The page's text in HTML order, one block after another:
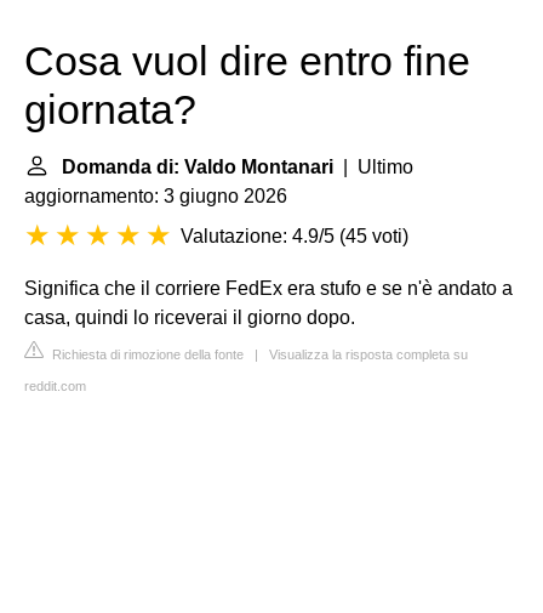
Cosa vuol dire entro fine
giornata?
Domanda di: Valdo Montanari | Ultimo
aggiornamento: 3 giugno 2026
Valutazione: 4.9/5 (45 voti)
Significa che il corriere FedEx era stufo e se n'è andato a
casa, quindi lo riceverai il giorno dopo.
Richiesta di rimozione della fonte | Visualizza la risposta completa su
reddit.com